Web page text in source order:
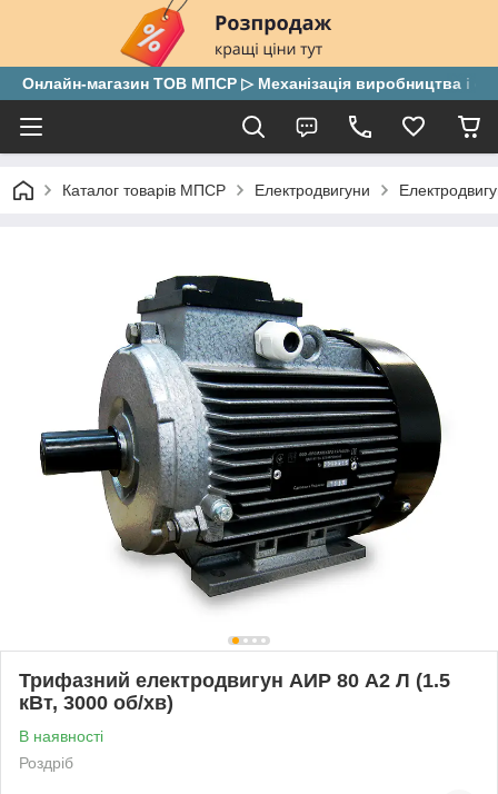
Онлайн-магазин ТОВ МПСР ▷ Механізація виробництва і
Каталог товарів МПСР Електродвигуни
Трифазний електродвигун АИР 80 А2 Л (1.5
кВт, 3000 об/хв)
В наявності
Роздріб